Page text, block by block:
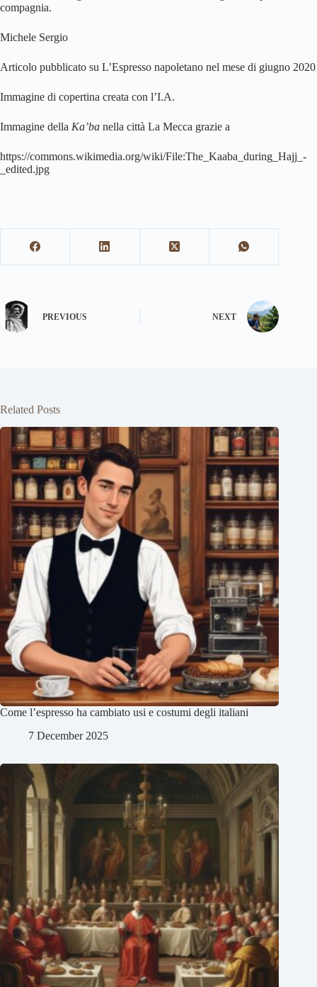
compagnia.
Michele Sergio
Articolo pubblicato su L’Espresso napoletano nel mese di giugno 2020
Immagine di copertina creata con l’I.A.
Immagine della Ka’ba nella città La Mecca grazie a
https://commons.wikimedia.org/wiki/File:The_Kaaba_during_Hajj_-
_edited.jpg
PREVIOUS NEXT
Related Posts
Come l’espresso ha cambiato usi e costumi degli italiani
7 December 2025